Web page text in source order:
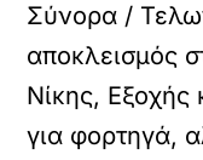
Σύνορα /
αποκλεισμός
Νίκης,
για φορτηγά,